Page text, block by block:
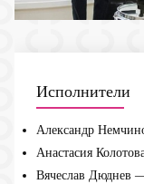
Исполнители
Александр
Анастасия
Вячеслав Дюднев